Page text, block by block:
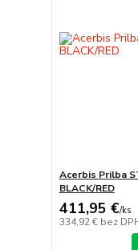
Acerbis Prilba
BLACK/RED
411,95 €/ks
334,92 € bez